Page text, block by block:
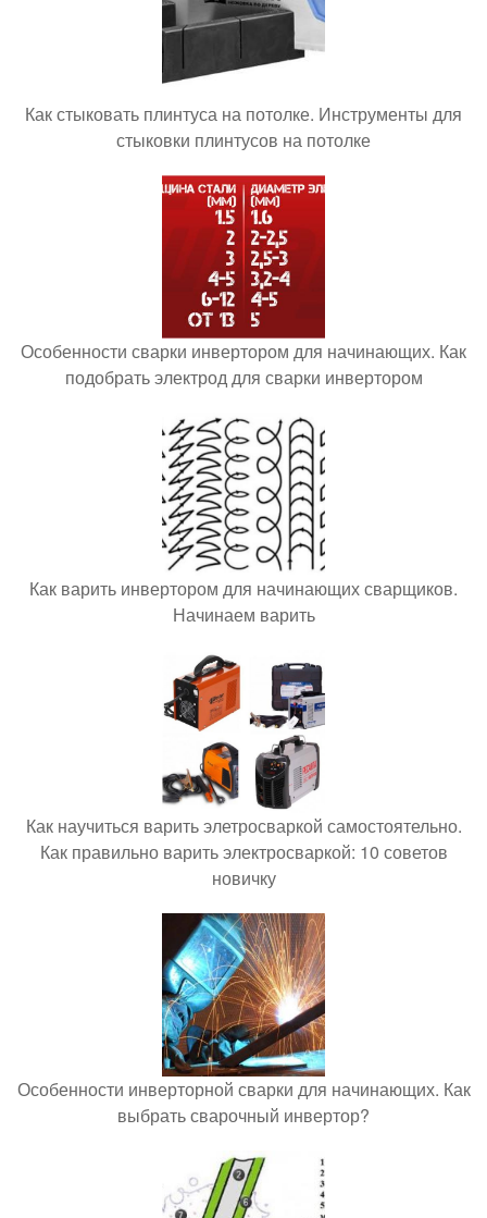
Как стыковать плинтуса на потолке. Инструменты для
стыковки плинтусов на потолке
Особенности сварки инвертором для начинающих. Как
подобрать электрод для сварки инвертором
Как варить инвертором для начинающих сварщиков.
Начинаем варить
Как научиться варить элетросваркой самостоятельно.
Как правильно варить электросваркой: 10 советов
новичку
Особенности инверторной сварки для начинающих. Как
выбрать сварочный инвертор?